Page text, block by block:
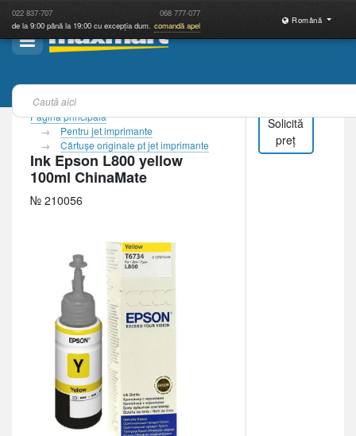
022 837-707 068 777-077
de la 9:00 până la 19:00 cu excepția dum. comandă apel
Română
Pagina principală
Pentru jet imprimante
Cărtuşe originale pt jet imprimante
Ink Epson L800 yellow
100ml ChinaMate
№ 210056
Solicită
preț